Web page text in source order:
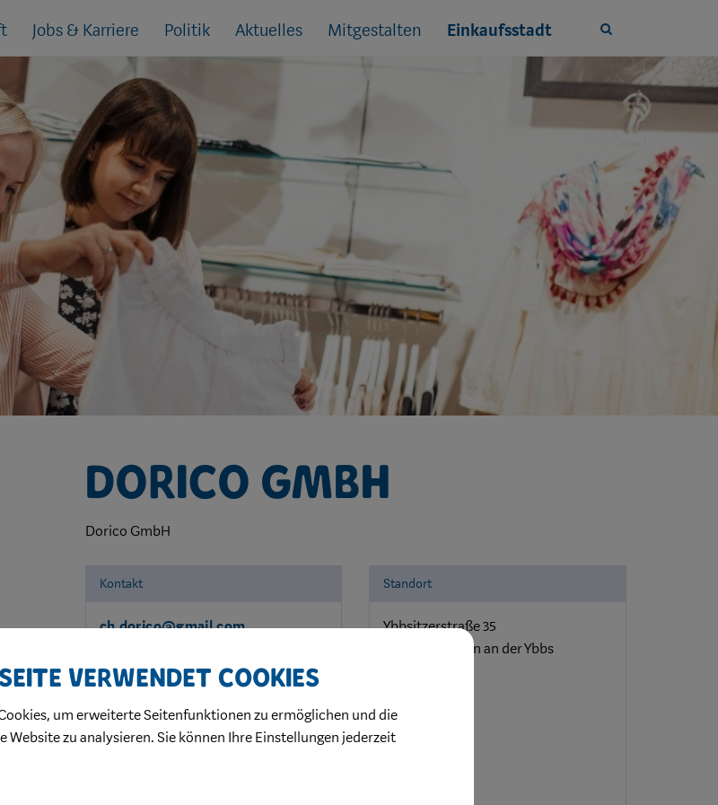
Jobs & Karriere Politik Aktuelles Mitgestalten Einkaufsstadt
Site
Dorico GmbH
Dorico GmbH
Kontakt
ch.dorico@gmail.com
Standort
Ybbsitzerstraße 35
3340 Waidhofen an der Ybbs
verwendet Cookies
um erweiterte Seitenfunktionen zu ermöglichen und die
Website zu analysieren. Sie können Ihre Einstellungen jederzeit